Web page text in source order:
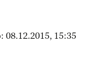
08.12.2015, 15:35
na twitter
do przyjaciela